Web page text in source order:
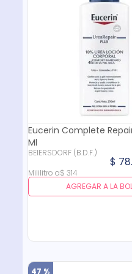
Eucerin Complete
Ml
BEIERSDORF (B.D.F.)
$ 78
Mililitro a$ 314
AGREGAR A LA
47 %